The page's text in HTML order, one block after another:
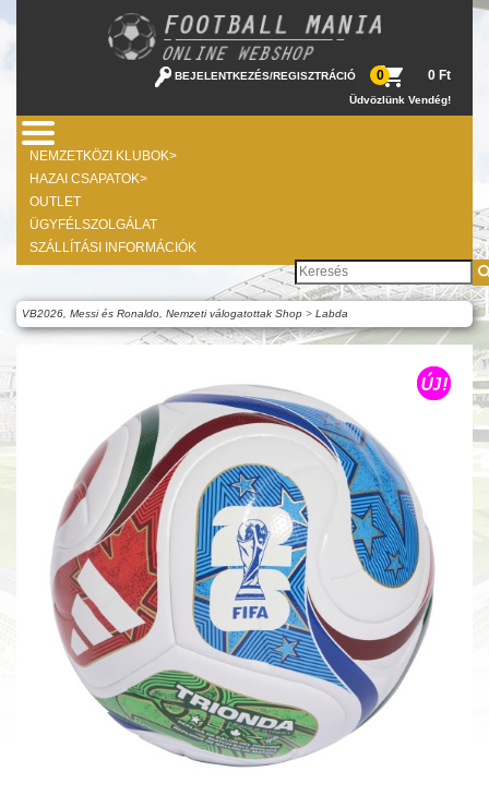
BEJELENTKEZÉS/REGISZTRÁCIÓ 0 0 Ft
Üdvözlünk Vendég!
NEMZETKÖZI KLUBOK>
HAZAI CSAPATOK>
OUTLET
ÜGYFÉLSZOLGÁLAT
SZÁLLÍTÁSI INFORMÁCIÓK
VB2026, Messi és Ronaldo, Nemzeti válogatottak Shop > Labda